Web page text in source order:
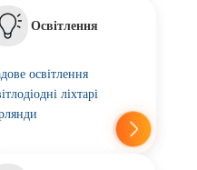
Освітлення
освітлення
ліхтарі